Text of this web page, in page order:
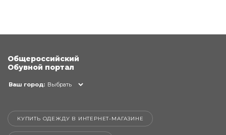
Общероссийский
Обувной портал
Ваш город: Выбрать
КУПИТЬ ОДЕЖДУ В ИНТЕРНЕТ-МАГАЗИНЕ